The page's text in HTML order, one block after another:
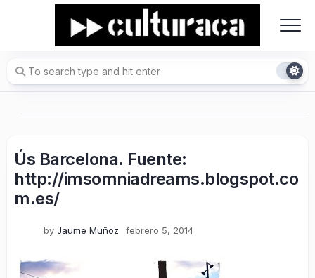
Ús Barcelona. Fuente:
http://imsomniadreams.blogspot.co
m.es/
by Jaume Muñoz febrero 5, 2014